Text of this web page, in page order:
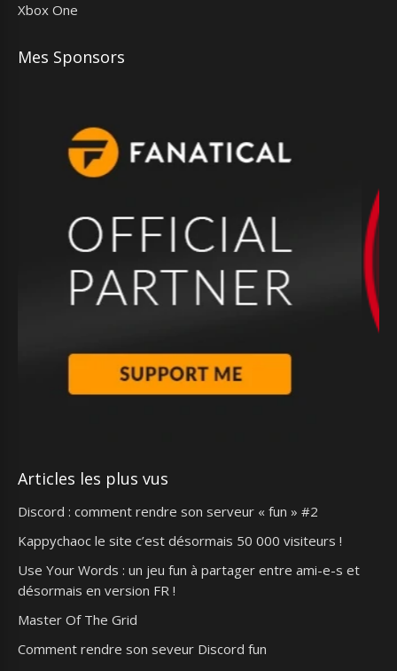
Xbox One
Mes Sponsors
Articles les plus vus
Discord : comment rendre son serveur « fun » #2
Kappychaoc le site c’est désormais 50 000 visiteurs !
Use Your Words : un jeu fun à partager entre ami-e-s et
désormais en version FR !
Master Of The Grid
Comment rendre son seveur Discord fun